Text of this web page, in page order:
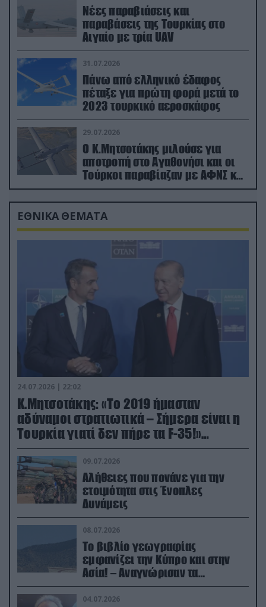
Νέες παραβιάσεις και
παραβάσεις της Τουρκίας στο
Αιγαίο με τρία UAV
31.07.2026
Πάνω από ελληνικό έδαφος
πέταξε για πρώτη φορά μετά το
2023 τουρκικό αεροσκάφος
29.07.2026
Ο Κ.Μητσοτάκης μιλούσε για
αποτροπή στο Αγαθονήσι και οι
Τούρκοι παραβίαζαν με ΑΦΝΣ και
drone
ΕΘΝΙΚΑ ΘΕΜΑΤΑ
24.07.2026 | 22:02
Κ.Μητσοτάκης: «Το 2019 ήμασταν
αδύναμοι στρατιωτικά – Σήμερα είναι η
Τουρκία γιατί δεν πήρε τα F-35!»
(βίντεο)
09.07.2026
Αλήθειες που πονάνε για την
ετοιμότητα στις Ένοπλες
Δυνάμεις
08.07.2026
Το βιβλίο γεωγραφίας
εμφανίζει την Κύπρο και στην
Ασία! – Αναγνώρισαν τα
κατεχόμενα; (φωτο)
04.07.2026